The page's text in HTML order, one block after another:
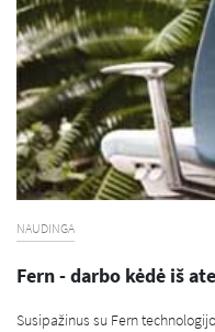
NAUDINGA
Fern - darbo kėdė iš
Susipažinus su Fern